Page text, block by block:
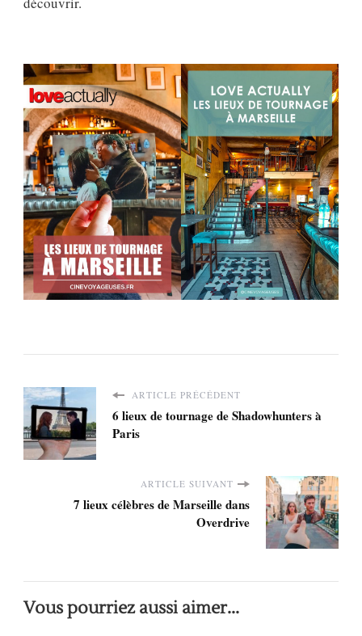
ARTICLE PRÉCÉDENT
6 lieux de tournage de Shadowhunters à
Paris
ARTICLE SUIVANT
7 lieux célèbres de Marseille dans
Overdrive
Vous pourriez aussi aimer...